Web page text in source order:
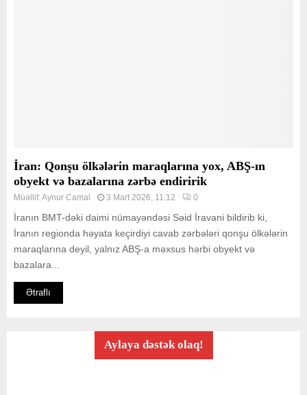
İran: Qonşu ölkələrin maraqlarına yox, ABŞ-ın
obyekt və bazalarına zərbə endiririk
Müəllif:Aynur Camal 3 Mart 2026, 11:12 0
İranın BMT-dəki daimi nümayəndəsi Səid İravani bildirib ki,
İranın regionda həyata keçirdiyi cavab zərbələri qonşu ölkələrin
maraqlarına deyil, yalnız ABŞ-a məxsus hərbi obyekt və
bazalara...
Ətraflı
Aylaya dəstək olaq!